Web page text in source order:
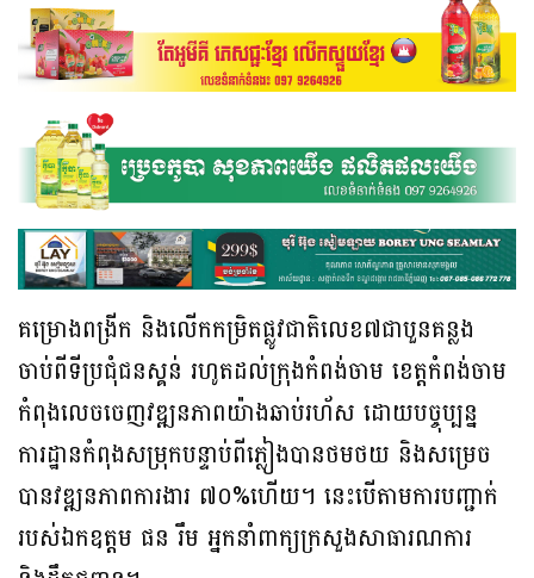
គម្រោងពង្រីក និងលើកកម្រិតផ្លូវជាតិលេខ៧ជាបួនគន្លង
ចាប់ពីទីប្រជុំជនស្គន់ រហូតដល់ក្រុងកំពង់ចាម ខេត្តកំពង់ចាម
កំពុងលេចចេញវឌ្ឍនភាពយ៉ាងឆាប់រហ័ស ដោយបច្ចុប្បន្ន
ការដ្ឋានកំពុងសម្រុកបន្ទាប់ពីភ្លៀងបានថមថយ និងសម្រេច
បានវឌ្ឍនភាពការងារ ៧០%ហើយ។ នេះបើតាមការបញ្ជាក់
របស់ឯកឧត្ដម ផន រឹម អ្នកនាំពាក្យក្រសួងសាធារណការ